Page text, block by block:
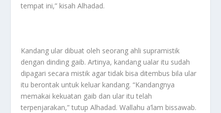
tempat ini,” kisah Alhadad.
Kandang ular dibuat oleh seorang ahli supramistik
dengan dinding gaib. Artinya, kandang ualar itu sudah
dipagari secara mistik agar tidak bisa ditembus bila ular
itu berontak untuk keluar kandang. “Kandangnya
memakai kekuatan gaib dan ular itu telah
terpenjarakan,” tutup Alhadad. Wallahu a’lam bissawab.